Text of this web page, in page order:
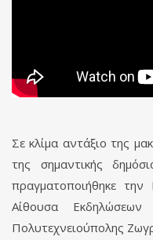
Σε κλίμα αντάξιο της
της σημαντικής
πραγματοποιήθηκε
Αίθουσα
Πολυτεχνειούπολης